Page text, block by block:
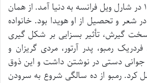
آرتور رمبو در سال ۱۸۵۴ در شارل ویل فرانسه به دنیا آمد. از همان
شعر و تحصیل از او هویدا بود. خانواده
سخت گیرش، تأثیر بسزایی بر شکل گیری
رمبو، پدر آرتور، مردی گریزان و
جوانی دستی در نوشتن داشت و این ذوق
کرد. رمبو از ده سالگی شروع به سرودن